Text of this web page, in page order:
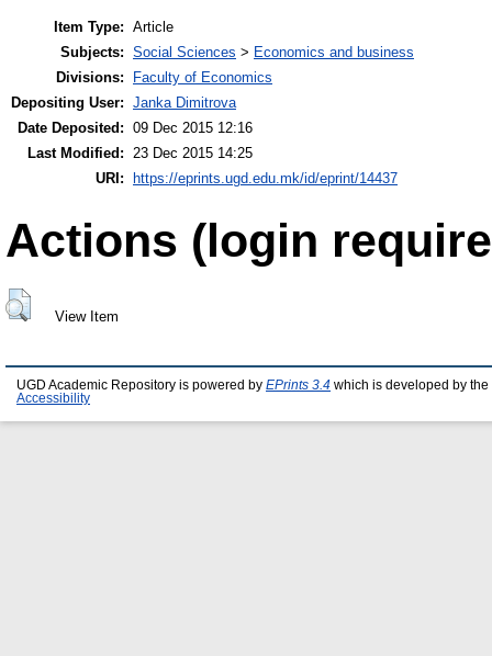
Item Type: Article
Subjects: Social Sciences > Economics and business
Divisions:
Faculty of Economics
Depositing User: Janka Dimitrova
Date Deposited: 09 Dec 2015 12:16
Last Modified: 23 Dec 2015 14:25
URI:
https://eprints.ugd.edu.mk/id/eprint/14437
Actions (login
View Item
UGD Academic Repository is powered by EPrints 3.4 which is developed by the
Accessibility